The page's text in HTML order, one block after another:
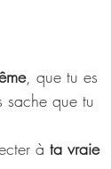
, que tu es
sache que tu
à ta vraie